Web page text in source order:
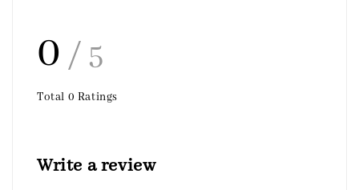
0 / 5
Total 0 Ratings
Write a review